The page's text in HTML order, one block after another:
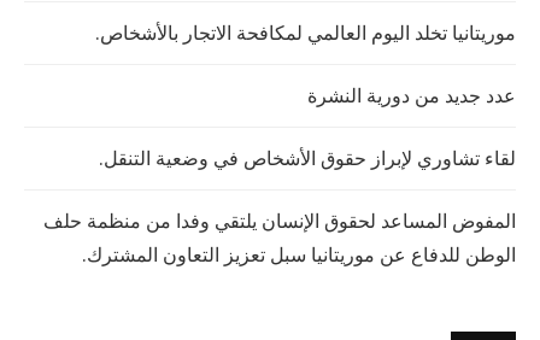
موريتانيا تخلد اليوم العالمي لمكافحة الاتجار بالأشخاص.
عدد جديد من دورية النشرة
لقاء تشاوري لإبراز حقوق الأشخاص في وضعية التنقل.
المفوض المساعد لحقوق الإنسان يلتقي وفدا من منظمة حلف
الوطن للدفاع عن موريتانيا سبل تعزيز التعاون المشترك.